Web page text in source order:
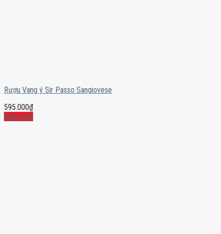
Rượu Vang ý Sir Passo Sangiovese
595.000₫
Mua ngay